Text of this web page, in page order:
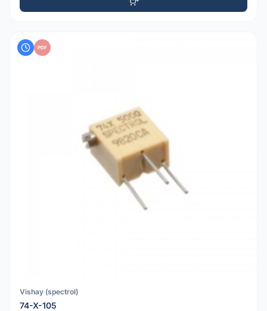
PDF
Vishay (spectrol)
74-X-105